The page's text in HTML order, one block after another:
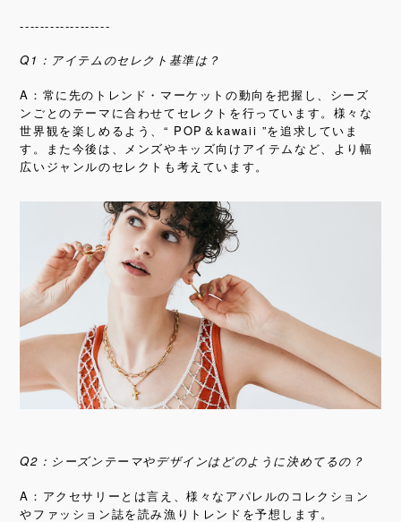
------------------
Q1：アイテムのセレクト基準は？
A：常に先のトレンド・マーケットの動向を把握し、シーズ
ンごとのテーマに合わせてセレクトを行っています。様々な
世界観を楽しめるよう、“ POP＆kawaii ”を追求していま
す。
また今後は、メンズやキッズ向けアイテムなど、より幅
広いジャンルのセレクトも考えています。
Q2：シーズンテーマやデザインはどのように決めてるの？
A：アクセサリーとは言え、様々なアパレルのコレクション
やファッション誌を読み漁りトレンドを予想します。